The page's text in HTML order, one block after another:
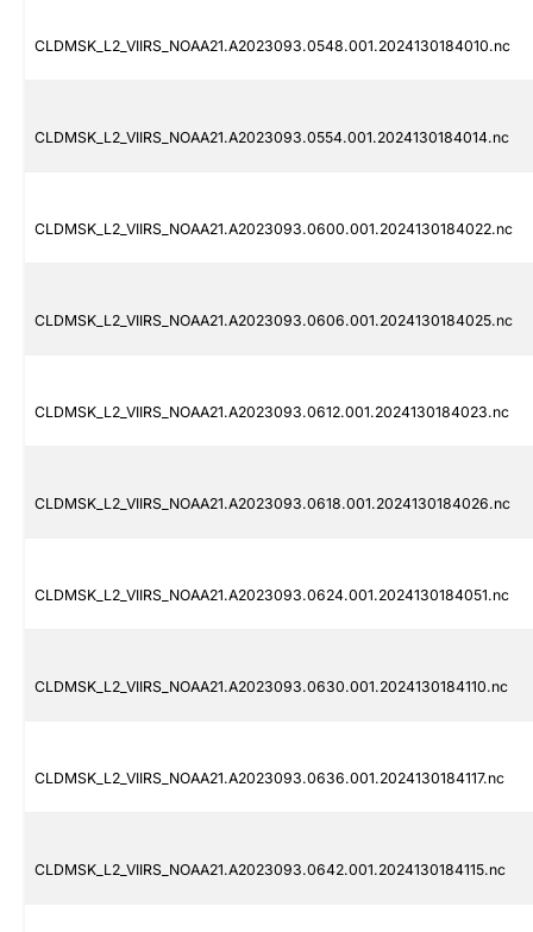
CLDMSK_L2_VIIRS_NOAA21.A2023093.0548.001.2024130184010.nc
CLDMSK_L2_VIIRS_NOAA21.A2023093.0554.001.2024130184014.nc
CLDMSK_L2_VIIRS_NOAA21.A2023093.0600.001.2024130184022.nc
CLDMSK_L2_VIIRS_NOAA21.A2023093.0606.001.2024130184025.nc
CLDMSK_L2_VIIRS_NOAA21.A2023093.0612.001.2024130184023.nc
CLDMSK_L2_VIIRS_NOAA21.A2023093.0618.001.2024130184026.nc
CLDMSK_L2_VIIRS_NOAA21.A2023093.0624.001.2024130184051.nc
CLDMSK_L2_VIIRS_NOAA21.A2023093.0630.001.2024130184110.nc
CLDMSK_L2_VIIRS_NOAA21.A2023093.0636.001.2024130184117.nc
CLDMSK_L2_VIIRS_NOAA21.A2023093.0642.001.2024130184115.nc